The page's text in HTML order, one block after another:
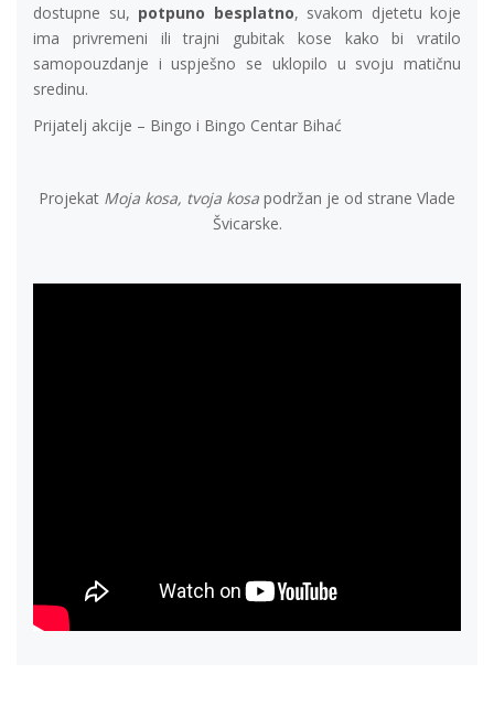
dostupne su, potpuno besplatno, svakom djetetu koje
ima privremeni ili trajni gubitak kose kako bi vratilo
samopouzdanje i uspješno se uklopilo u svoju matičnu
sredinu.
Prijatelj akcije – Bingo i Bingo Centar Bihać
Projekat Moja kosa, tvoja kosa podržan je od strane Vlade
Švicarske.